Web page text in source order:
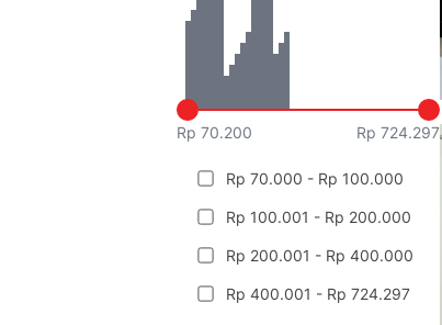
Rp 70.200 Rp 724.297
Rp 70.000 - Rp 100.000
Rp 100.001 - Rp 200.000
Rp 200.001 - Rp 400.000
Rp 400.001 - Rp 724.297